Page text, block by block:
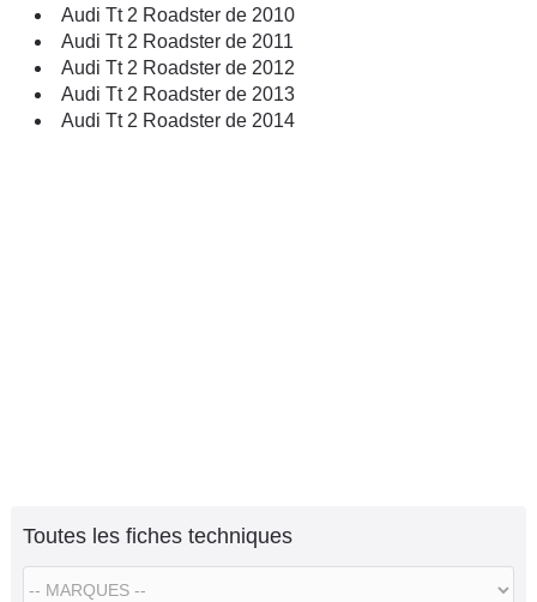
Audi Tt 2 Roadster de 2010
Audi Tt 2 Roadster de 2011
Audi Tt 2 Roadster de 2012
Audi Tt 2 Roadster de 2013
Audi Tt 2 Roadster de 2014
Toutes les fiches techniques